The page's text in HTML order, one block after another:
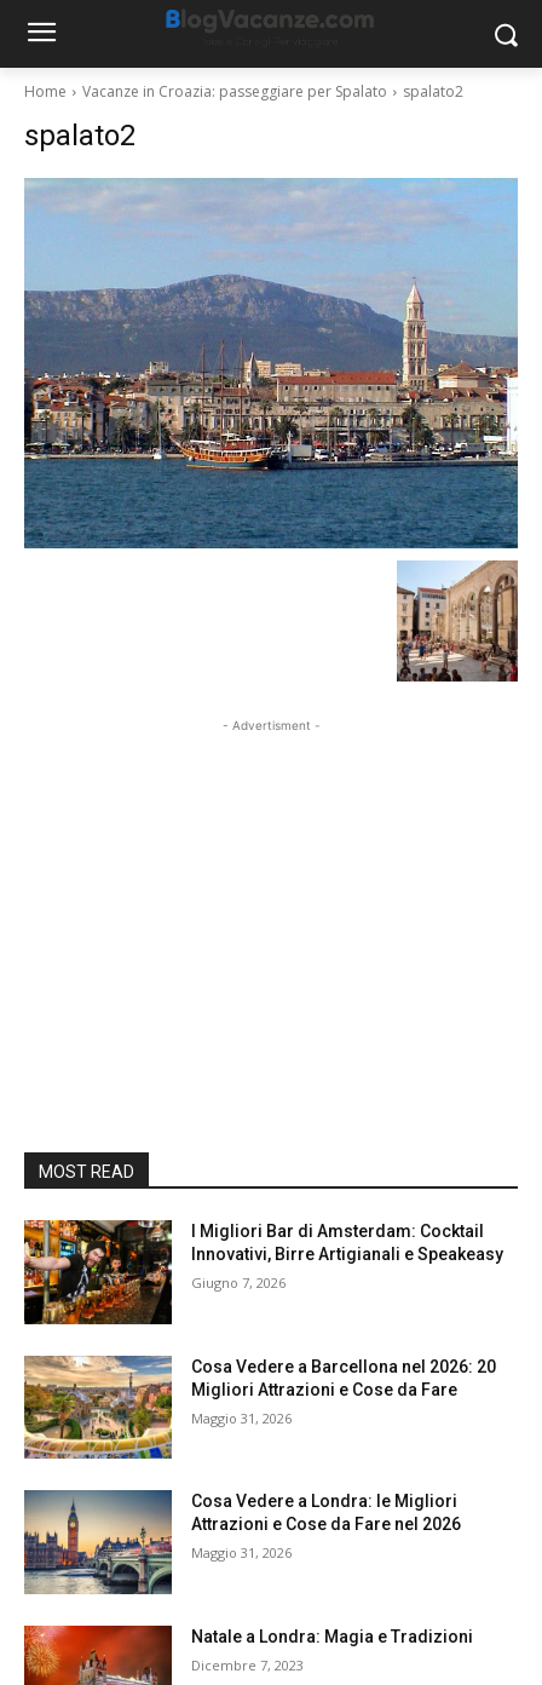
Home Vacanze in Croazia: passeggiare per Spalato spalato2
spalato2
- Advertisment -
MOST READ
I Migliori Bar di Amsterdam: Cocktail
Innovativi, Birre Artigianali e Speakeasy
Giugno 7, 2026
Cosa Vedere a Barcellona nel 2026: 20
Migliori Attrazioni e Cose da Fare
Maggio 31, 2026
Cosa Vedere a Londra: le Migliori
Attrazioni e Cose da Fare nel 2026
Maggio 31, 2026
Natale a Londra: Magia e Tradizioni
Dicembre 7, 2023